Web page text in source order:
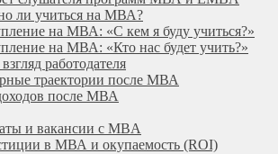
ли учиться на МВА?
на МВА: «С кем я буду учиться?»
на МВА: «Кто нас будет учить?»
работодателя
траектории после МВА
после МВА
и вакансии с MBA
в МВА и окупаемость (ROI)